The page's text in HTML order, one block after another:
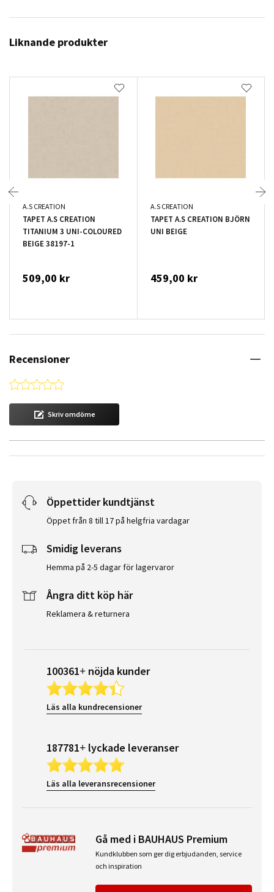
Liknande produkter
A.S CREATION
TAPET A.S CREATION
TITANIUM 3 UNI-COLOURED
BEIGE 38197-1
509,00 kr
A.S CREATION
TAPET A.S CREATION BJÖRN
UNI BEIGE
459,00 kr
Recensioner
0.0 star rating
Skriv omdöme
Öppettider kundtjänst
Öppet från 8 till 17 på helgfria vardagar
Smidig leverans
Hemma på 2-5 dagar för lagervaror
Ångra ditt köp här
Reklamera & returnera
100361+ nöjda kunder
Läs alla kundrecensioner
187781+ lyckade leveranser
Läs alla leveransrecensioner
Gå med i BAUHAUS Premium
Kundklubben som ger dig erbjudanden, service
och inspiration